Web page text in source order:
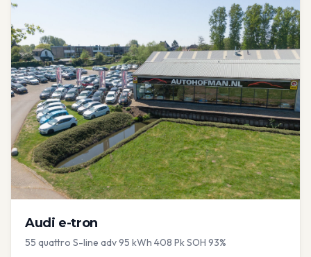
Audi e-tron
55 quattro S-line adv 95 kWh 408 Pk SOH 93%